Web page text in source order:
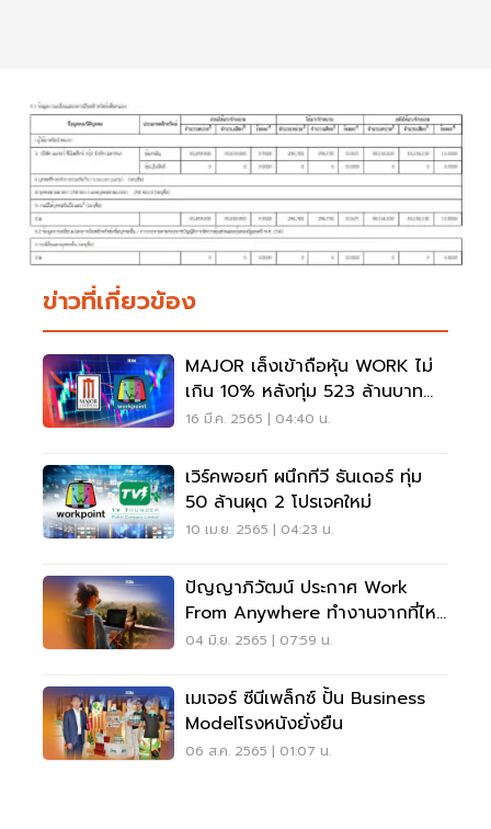
ข่าวที่เกี่ยวข้อง
MAJOR เล็งเข้าถือหุ้น WORK ไม่
เกิน 10% หลังทุ่ม 523 ล้านบาท
เข้าถือแล้ว 5%
16 มี.ค. 2565 | 04:40 น.
เวิร์คพอยท์ ผนึกทีวี ธันเดอร์ ทุ่ม
50 ล้านผุด 2 โปรเจคใหม่
10 เม.ย. 2565 | 04:23 น.
ปัญญาภิวัฒน์ ประกาศ Work
From Anywhere ทำงานจากที่ไหน
ก็ได้
04 มิ.ย. 2565 | 07:59 น.
เมเจอร์ ซีนีเพล็กซ์ ปั้น Business
Modelโรงหนังยั่งยืน
06 ส.ค. 2565 | 01:07 น.